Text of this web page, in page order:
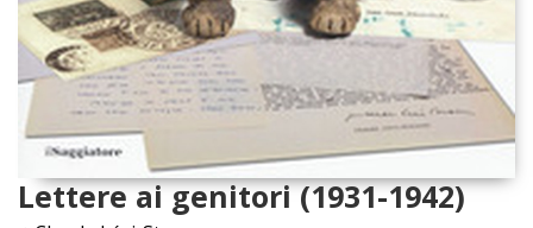
Lettere ai genitori (1931-1942)